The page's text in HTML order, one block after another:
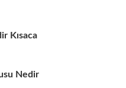
Kısaca
Nedir